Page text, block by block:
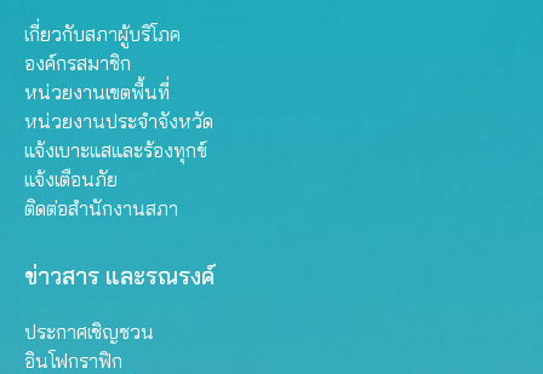
เกี่ยวกับสภาผู้บริโภค
องค์กรสมาชิก
หน่วยงานเขตพื้นที่
หน่วยงานประจำจังหวัด
แจ้งเบาะแสและร้องทุกข์
แจ้งเตือนภัย
ติดต่อสำนักงานสภา
ข่าวสาร และรณรงค์
ประกาศเชิญชวน
อินโฟกราฟิก